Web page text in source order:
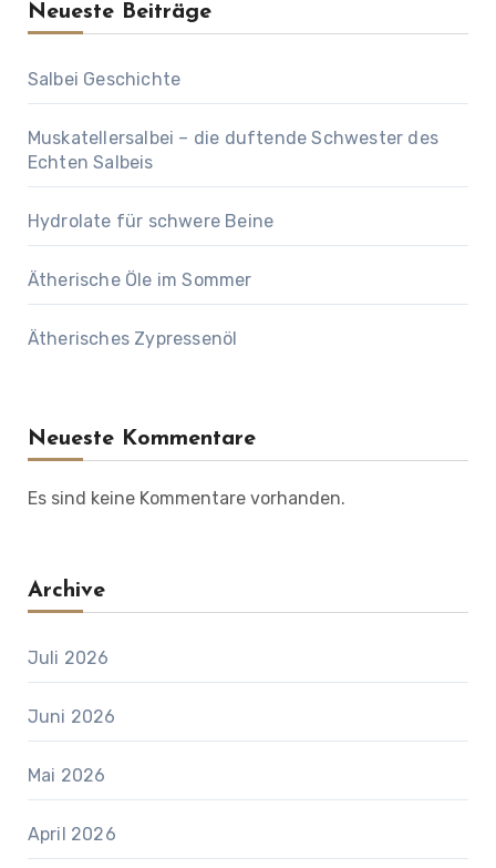
Neueste Beiträge
Salbei Geschichte
Muskatellersalbei – die duftende Schwester des
Echten Salbeis
Hydrolate für schwere Beine
Ätherische Öle im Sommer
Ätherisches Zypressenöl
Neueste Kommentare
Es sind keine Kommentare vorhanden.
Archive
Juli 2026
Juni 2026
Mai 2026
April 2026